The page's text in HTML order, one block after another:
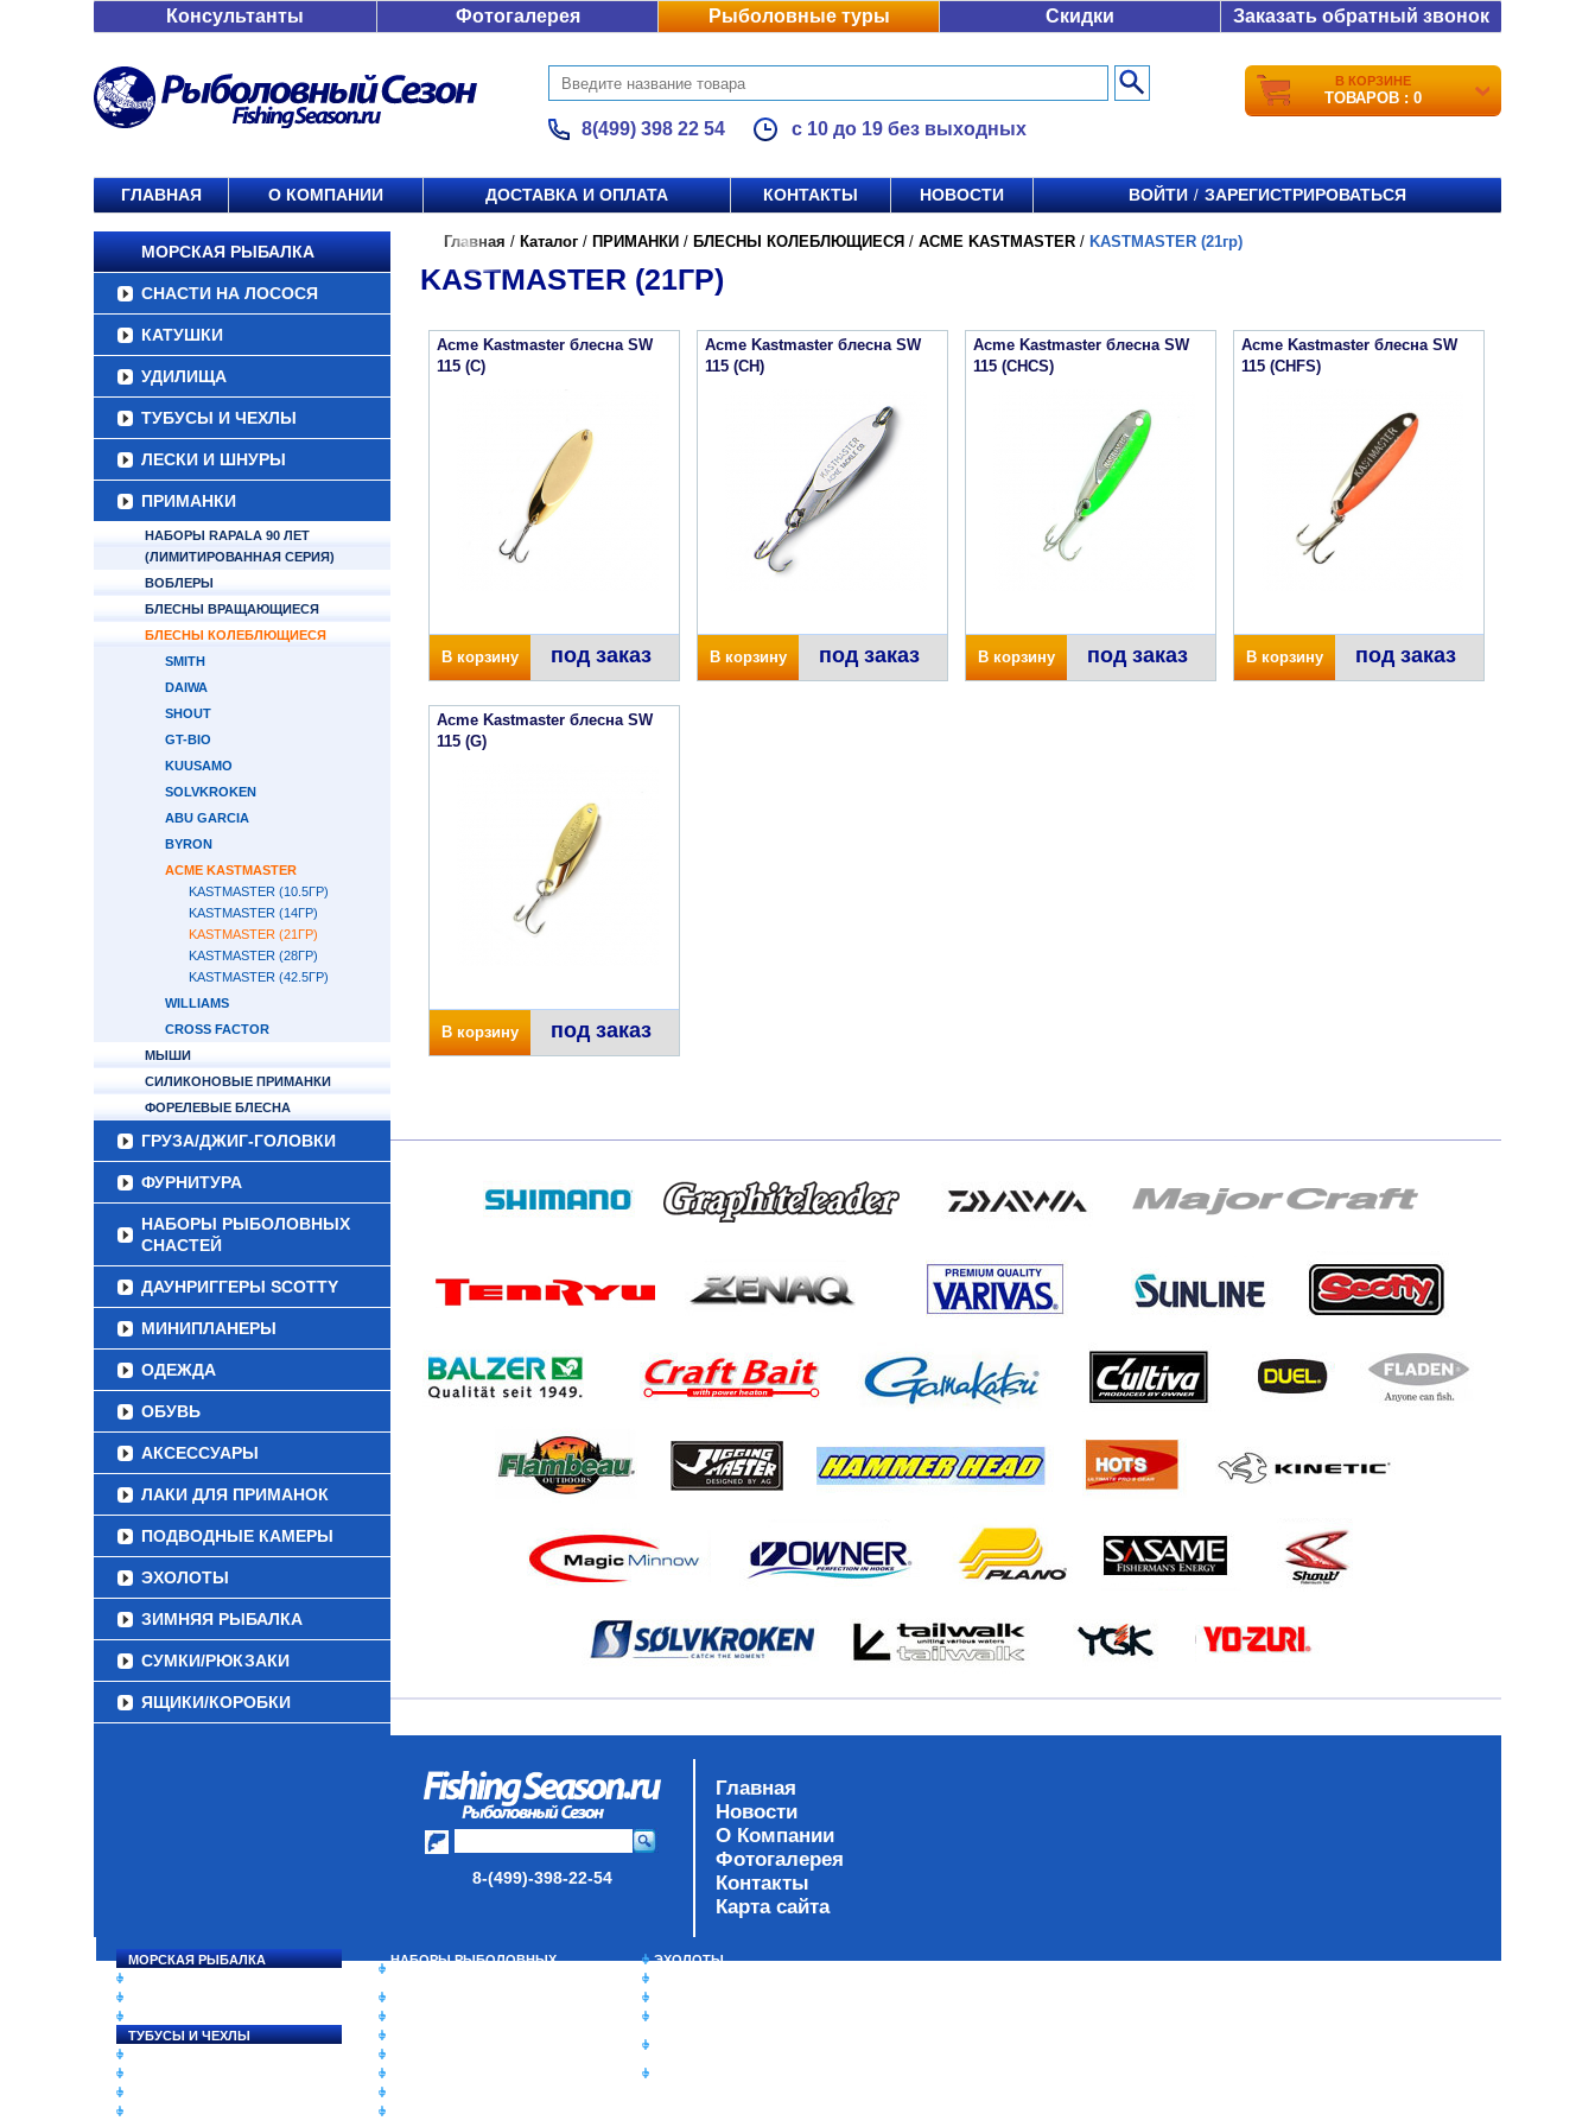
Консультанты Фотогалерея Рыболовные туры Скидки Заказать обратный звонок
8(499) 398 22 54 с 10 до 19 без выходных
В КОРЗИНЕ
ТОВАРОВ : 0
ГЛАВНАЯ О КОМПАНИИ ДОСТАВКА И ОПЛАТА КОНТАКТЫ НОВОСТИ ВОЙТИ / ЗАРЕГИСТРИРОВАТЬСЯ
МОРСКАЯ РЫБАЛКА
СНАСТИ НА ЛОСОСЯ
КАТУШКИ
УДИЛИЩА
ТУБУСЫ И ЧЕХЛЫ
ЛЕСКИ И ШНУРЫ
ПРИМАНКИ
НАБОРЫ RAPALA 90 ЛЕТ
(ЛИМИТИРОВАННАЯ СЕРИЯ)
ВОБЛЕРЫ
БЛЕСНЫ ВРАЩАЮЩИЕСЯ
БЛЕСНЫ КОЛЕБЛЮЩИЕСЯ
SMITH
DAIWA
SHOUT
GT-BIO
KUUSAMO
SOLVKROKEN
ABU GARCIA
BYRON
ACME KASTMASTER
KASTMASTER (10.5ГР)
KASTMASTER (14ГР)
KASTMASTER (21ГР)
KASTMASTER (28ГР)
KASTMASTER (42.5ГР)
WILLIAMS
CROSS FACTOR
МЫШИ
СИЛИКОНОВЫЕ ПРИМАНКИ
ФОРЕЛЕВЫЕ БЛЕСНА
ГРУЗА/ДЖИГ-ГОЛОВКИ
ФУРНИТУРА
НАБОРЫ РЫБОЛОВНЫХ
СНАСТЕЙ
ДАУНРИГГЕРЫ SCOTTY
МИНИПЛАНЕРЫ
ОДЕЖДА
ОБУВЬ
АКСЕССУАРЫ
ЛАКИ ДЛЯ ПРИМАНОК
ПОДВОДНЫЕ КАМЕРЫ
ЭХОЛОТЫ
ЗИМНЯЯ РЫБАЛКА
СУМКИ/РЮКЗАКИ
ЯЩИКИ/КОРОБКИ
Главная / Каталог / ПРИМАНКИ / БЛЕСНЫ КОЛЕБЛЮЩИЕСЯ / ACME KASTMASTER / KASTMASTER (21гр)
KASTMASTER (21ГР)
Acme Kastmaster блесна SW
115 (C)
В корзину под заказ
Acme Kastmaster блесна SW
115 (CH)
В корзину под заказ
Acme Kastmaster блесна SW
115 (CHCS)
В корзину под заказ
Acme Kastmaster блесна SW
115 (CHFS)
В корзину под заказ
Acme Kastmaster блесна SW
115 (G)
В корзину под заказ
8-(499)-398-22-54
Главная
Новости
О Компании
Фотогалерея
Контакты
Карта сайта
МОРСКАЯ РЫБАЛКА
ТУБУСЫ И ЧЕХЛЫ
НАБОРЫ РЫБОЛОВНЫХ
ЭХОЛОТЫ